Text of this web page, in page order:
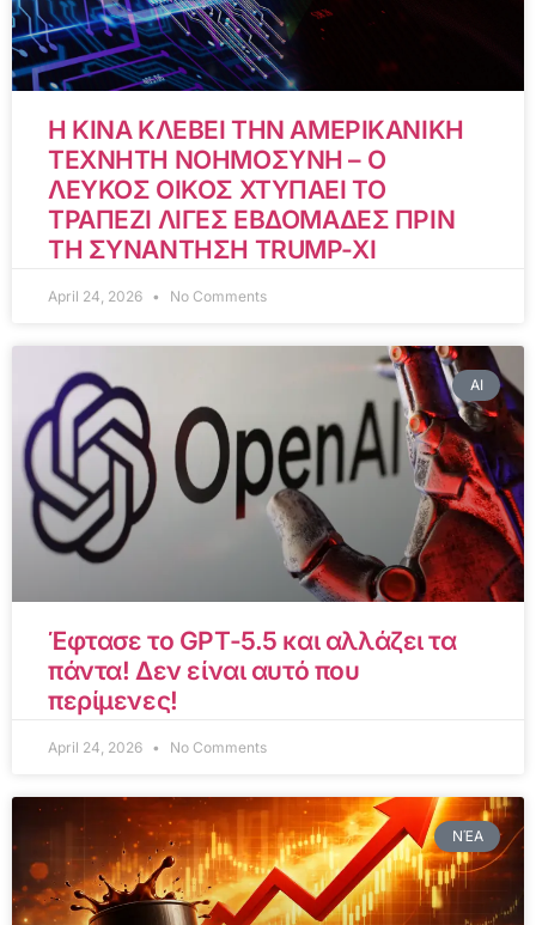
Η ΚΙΝΑ ΚΛΕΒΕΙ ΤΗΝ ΑΜΕΡΙΚΑΝΙΚΗ
ΤΕΧΝΗΤΗ ΝΟΗΜΟΣΥΝΗ – Ο
ΛΕΥΚΟΣ ΟΙΚΟΣ ΧΤΥΠΑΕΙ ΤΟ
ΤΡΑΠΕΖΙ ΛΙΓΕΣ ΕΒΔΟΜΑΔΕΣ ΠΡΙΝ
ΤΗ ΣΥΝΑΝΤΗΣΗ TRUMP-XI
April 24, 2026 No Comments
AI
Έφτασε το GPT-5.5 και αλλάζει τα
πάντα! Δεν είναι αυτό που
περίμενες!
April 24, 2026 No Comments
ΝΈΑ